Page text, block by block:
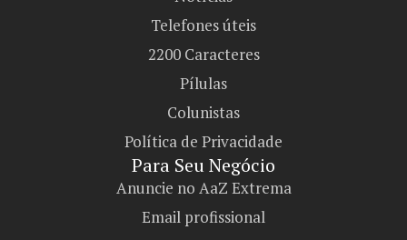
Telefones úteis
2200 Caracteres
Pílulas
Colunistas
Política de Privacidade
Para Seu Negócio​
Anuncie no AaZ Extrema
Email profissional